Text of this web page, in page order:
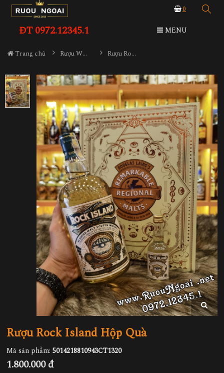
0
ĐT 0972.12345.1 MENU
Trang chủ Rượu Whisky Rượu Rock Island Hộp Quà
Rượu Rock Island Hộp Quà
Mã sản phẩm: 5014218810943CT1320
1.800.000 đ